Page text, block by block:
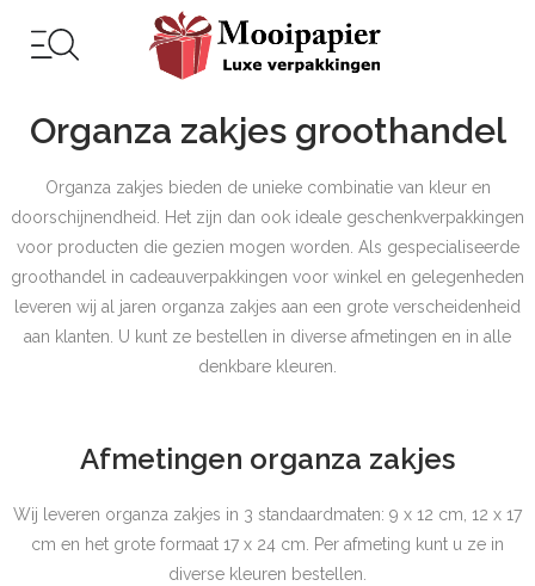
Organza zakjes groothandel
Organza zakjes bieden de unieke combinatie van kleur en
doorschijnendheid. Het zijn dan ook ideale geschenkverpakkingen
voor producten die gezien mogen worden. Als gespecialiseerde
groothandel in cadeauverpakkingen voor winkel en gelegenheden
leveren wij al jaren organza zakjes aan een grote verscheidenheid
aan klanten. U kunt ze bestellen in diverse afmetingen en in alle
denkbare kleuren.
Afmetingen organza zakjes
Wij leveren organza zakjes in 3 standaardmaten: 9 x 12 cm, 12 x 17
cm en het grote formaat 17 x 24 cm. Per afmeting kunt u ze in
diverse kleuren bestellen.